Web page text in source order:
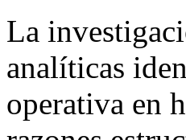
La
analíticas
operativa en